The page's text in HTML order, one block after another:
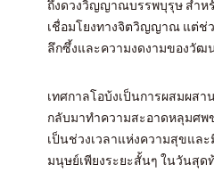
ถึงดวงวิญญาณบรรพบุรุษ สำห
เชื่อมโยงทางจิตวิญญาณ แต่ช่
ลึกซึ้งและความงดงามของวั
เทศกาลโอบ้งเป็นการผสมผส
กลับมาทำความสะอาดหลุมศพ
เป็นช่วงเวลาแห่งความสุขแล
มนุษย์เพียงระยะสั้นๆ ในวันสุด